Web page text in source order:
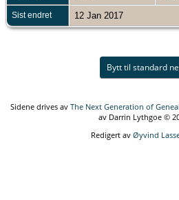
Sist endret 12 Jan 2017
Bytt til standard
Sidene drives av The Next Generation of
av Darrin Lythgoe ©
Redigert av Øyvind